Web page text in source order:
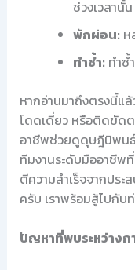
ช่วงเวลานั้น
พักผ่อน: ห
ทำซ้ำ: ทำซ้
หากอ่านมาถึงตรงนี้แ
โดดเดี่ยว หรือติดขัด
อาชีพช่วยดูดุษฎีนิพน
ทีมงานระดับมืออาชีพ
ตีความสำเร็จจากปร
ครับ เราพร้อมสู้ไปกับ
ปัญหาที่พบระหว่างก